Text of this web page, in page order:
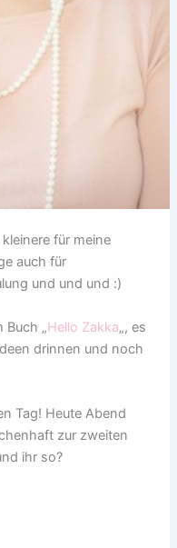
für meine
auch für
und und und :)
Buch „Hello Zakka„, es
drinnen und noch
Tag! Heute Abend
zur zweiten
ihr so?